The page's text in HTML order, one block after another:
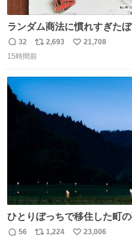
ランダム商法に慣れすぎた
てみるか…」 駅員さん「ど
良いんですか？」 駅員さん「何が…？
わ！！！！！！！！！！！！
返
信
32
リ
ポ
ト
2,693
い
数
21,708
15時間前
ひとりぼっちで移住した町の
56 1,224 23,006